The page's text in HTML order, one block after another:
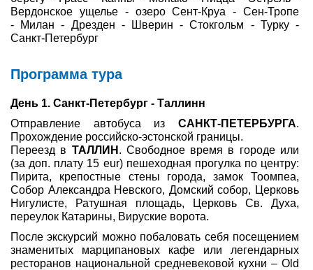
Туры по России
Автобусные туры
Круизы
Туры на пароме
Авиабилеты
Туристическая страховка
Услуги
О компании
Отзывы
Вердонское ущелье - озеро Сент-Круа - Сен-Тропе
- Милан - Дрезден - Шверин - Стокгольм - Турку -
Санкт-Петербург
Программа тура
День 1. Санкт-Петербург - Таллинн
Отправление автобуса из САНКТ-ПЕТЕРБУРГА.
Прохождение российско-эстонской границы.
Переезд в ТАЛЛИН . Свободное время в городе или
(за доп. плату 15 eur) пешеходная прогулка по центру:
Пирита, крепостные стены города, замок Тоомпеа,
Собор Александра Невского, Домский собор, Церковь
Нигулисте, Ратушная площадь, Церковь Св. Духа,
переулок Катарины, Вируские ворота.
После экскурсий можно побаловать себя посещением
знаменитых марципановых кафе или легендарных
ресторанов национальной средневековой кухни – Old